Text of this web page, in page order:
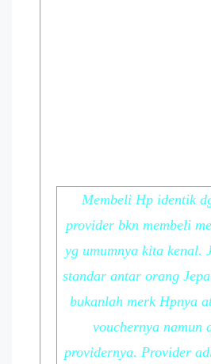
Membeli Hp identik
provider bkn membeli
yg umumnya kita kenal.
standar antar orang
bukanlah merk Hpnya
vouchernya namun
providernya. Provider